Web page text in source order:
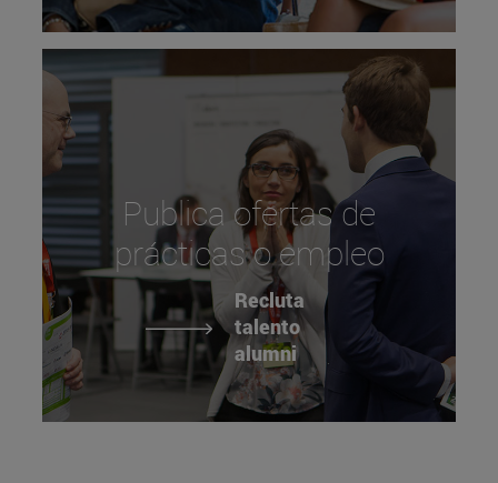
Publica ofertas de
prácticas o empleo
Recluta
talento
alumni